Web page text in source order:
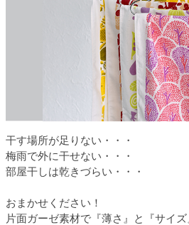
干す場所が足りない・・・
梅雨で外に干せない・・・
部屋干しは乾きづらい・・・
おまかせください！
片面ガーゼ素材で『薄さ』と『サイ